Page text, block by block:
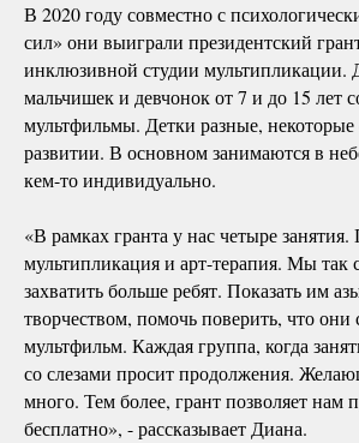
В 2020 году совместно с
сил» они выиграли президентский
инклюзивной студии мультипликации.
мальчишек и девчонок от 7 и до 15 лет
мультфильмы. Детки разные, некоторые
развитии. В основном занимаются в
кем-то индивидуально.
«В рамках гранта у нас четыре
мультипликация и арт-терапия. Мы так
захватить больше ребят. Показать им
творчеством, помочь поверить, что они
мультфильм. Каждая группа, когда
со слезами просит продолжения.
много. Тем более, грант позволяет нам
бесплатно», - рассказывает Диана.